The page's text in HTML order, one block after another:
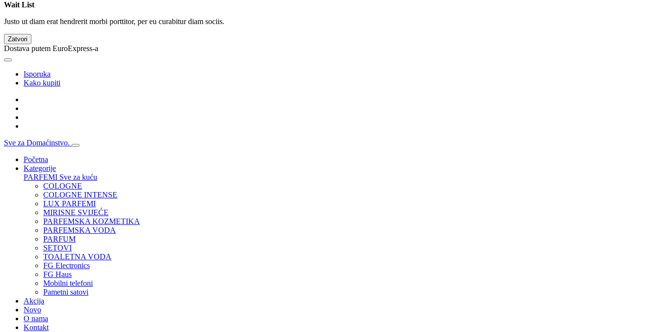
Wait List
Justo ut diam erat hendrerit morbi porttitor, per eu curabitur diam sociis.
Zatvori
Dostava putem EuroExpress-a
Isporuka
Kako kupiti
Sve za Domaćinstvo.
Početna
Kategorije
PARFEMI Sve za kuću
COLOGNE
COLOGNE INTENSE
LUX PARFEMI
MIRISNE SVIJEĆE
PARFEMSKA KOZMETIKA
PARFEMSKA VODA
PARFUM
SETOVI
TOALETNA VODA
FG Electronics
FG Haus
Mobilni telefoni
Pametni satovi
Akcija
Novo
O nama
Kontakt